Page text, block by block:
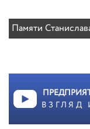
Памяти
ВЗГЛЯД